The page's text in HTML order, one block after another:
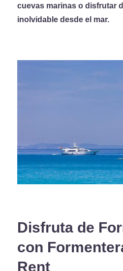
cuevas marinas o disfrutar
inolvidable desde el mar.
Disfruta de
con
Rent